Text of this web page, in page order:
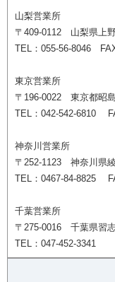
山梨営業所
〒409-0112 山梨県上
TEL：055-56-8046
東京営業所
〒196-0022 東京都昭
TEL：042-542-6810
神奈川営業所
〒252-1123 神奈川県
TEL：0467-84-8825
千葉営業所
〒275-0016 千葉県習
TEL：047-452-3341